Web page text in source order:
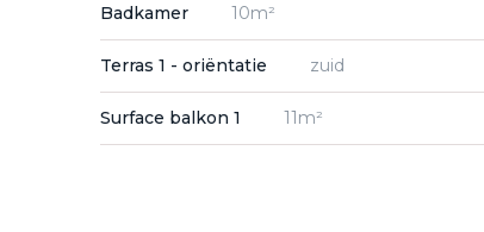
Badkamer 10m²
Terras 1 - oriëntatie zuid
Surface balkon 1 11m²